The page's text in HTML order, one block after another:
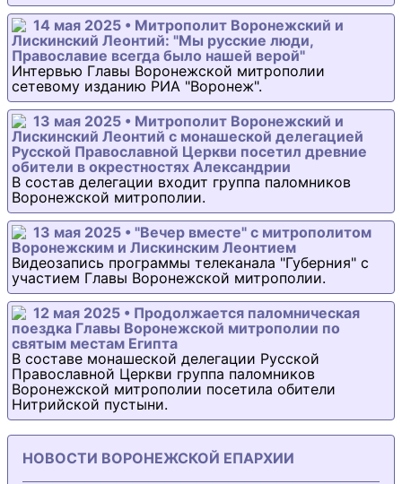
14 мая 2025 • Митрополит Воронежский и
Лискинский Леонтий: "Мы русские люди,
Православие всегда было нашей верой"
Интервью Главы Воронежской митрополии
сетевому изданию РИА "Воронеж".
13 мая 2025 • Митрополит Воронежский и
Лискинский Леонтий с монашеской делегацией
Русской Православной Церкви посетил древние
обители в окрестностях Александрии
В состав делегации входит группа паломников
Воронежской митрополии.
13 мая 2025 • "Вечер вместе" с митрополитом
Воронежским и Лискинским Леонтием
Видеозапись программы телеканала "Губерния" с
участием Главы Воронежской митрополии.
12 мая 2025 • Продолжается паломническая
поездка Главы Воронежской митрополии по
святым местам Египта
В составе монашеской делегации Русской
Православной Церкви группа паломников
Воронежской митрополии посетила обители
Нитрийской пустыни.
НОВОСТИ ВОРОНЕЖСКОЙ ЕПАРХИИ